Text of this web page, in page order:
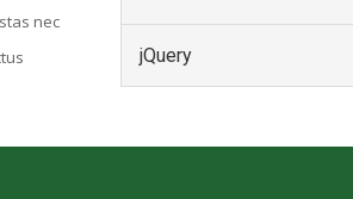
nec
jQuery